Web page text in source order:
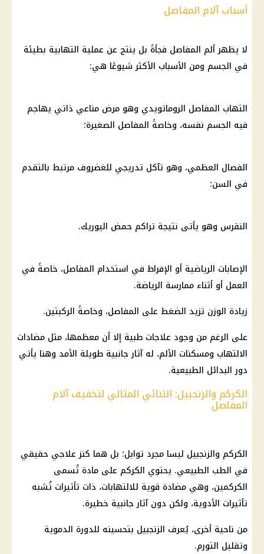
أسباب آلام المفاصل
لا يظهر ألم المفاصل فجأةً بل ينتج عن عملية التهابية بطيئة
في الجسم ومن الأسباب الأكثر شيوعًا هي:
التهاب المفاصل الروماتويدي وهو مرض مناعي ذاتي يهاجم
فيه الجسم نفسه، وخاصةً المفاصل الصغيرة؛
الفصال العظمي، وهو تآكل تدريجي للغضروف مرتبط بالتقدم
في السن؛
النقرس وهو يأتى نتيجة تراكم حمض اليوريك.
الإصابات الرياضية أو الإفراط في استخدام المفاصل، خاصةً في
العمل أو أثناء ممارسة الرياضة.
زيادة الوزن تزيد الضغط على المفاصل، وخاصةً الركبتين.
على الرغم من وجود علاجات طبية إلا أن معظمها، مثل مضادات
الالتهاب ومسكنات الألم، له آثار جانبية طويلة الأمد وهنا يأتي
دور البدائل الطبيعية.
الكركم والزنجبيل: الثنائي المثالي لتخفيف آلام
المفاصل
الكركم والزنجبيل ليسا مجرد توابل؛ بل هما كنز علاجي حقيقي
في الطب الطبيعي. يحتوي الكركم على مادة تُسمى
الكركمين، وهي مضادة قوية للالتهابات، ذات تأثيرات تُشبه
تأثيرات الأدوية، ولكن دون آثار جانبية خطيرة.
من ناحية أخرى، يُعرف الزنجبيل بتحسينه للدورة الدموية
وتقليل التورم.